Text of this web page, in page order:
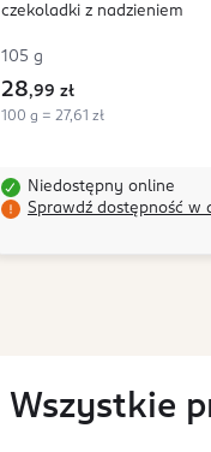
Goodies
czekoladki z nadzieniem
105 g
28,99 zł
100 g = 27,61 zł
Niedostępny online
Sprawdź dostępność w
Wszystkie